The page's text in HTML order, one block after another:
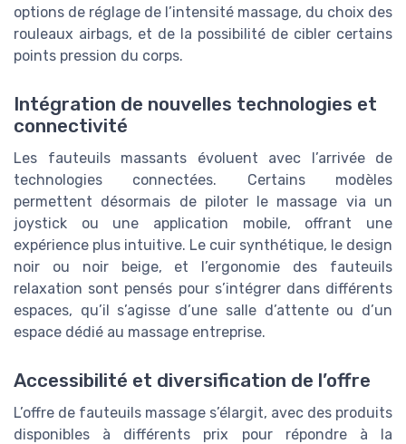
options de réglage de l’intensité massage, du choix des
rouleaux airbags, et de la possibilité de cibler certains
points pression du corps.
Intégration de nouvelles technologies et
connectivité
Les fauteuils massants évoluent avec l’arrivée de
technologies connectées. Certains modèles
permettent désormais de piloter le massage via un
joystick ou une application mobile, offrant une
expérience plus intuitive. Le cuir synthétique, le design
noir ou noir beige, et l’ergonomie des fauteuils
relaxation sont pensés pour s’intégrer dans différents
espaces, qu’il s’agisse d’une salle d’attente ou d’un
espace dédié au massage entreprise.
Accessibilité et diversification de l’offre
L’offre de fauteuils massage s’élargit, avec des produits
disponibles à différents prix pour répondre à la